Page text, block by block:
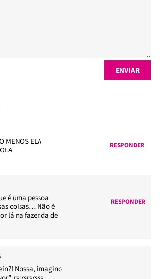
MENOS ELA
RESPONDER
é uma pessoa
coisas… Não é
lá na fazenda de
RESPONDER
Nossa, imagino